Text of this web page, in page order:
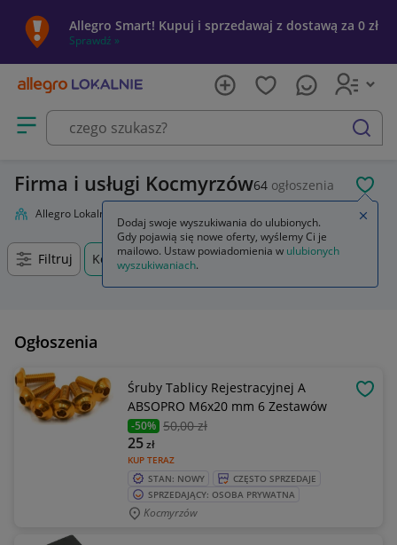
Allegro Smart! Kupuj i sprzedawaj z dostawą za 0 zł
Sprawdź »
Otwórz menu z kategoriami
szukaj
Firma i usługi Kocmyrzów64 ogłoszenia
Allegro Lokalnie
Filtruj Kocmyrzów, Małopolskie, +0 km
Ogłoszenia
Śruby Tablicy Rejestracyjnej A
ABSOPRO M6x20 mm 6 Zestawów
-50% 50,00 zł
KUP TERAZ
25zł
STAN: NOWY
CZĘSTO SPRZEDAJE
SPRZEDAJĄCY: OSOBA PRYWATNA
Kocmyrzów
Dodaj swoje wyszukiwania do ulubionych.
Gdy pojawią się nowe oferty, wyślemy Ci je
mailowo. Ustaw powiadomienia w ulubionych
wyszukiwaniach.